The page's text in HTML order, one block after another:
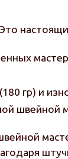
гр) и
швейной